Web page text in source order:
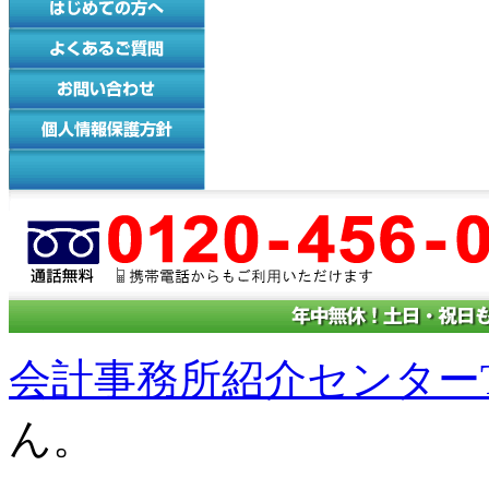
会計事務所紹介センター
ん。